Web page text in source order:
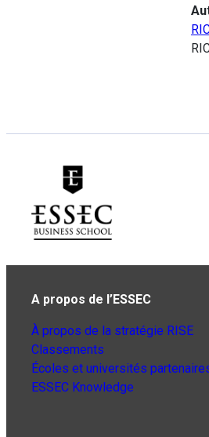
A propos de l’ESSEC
À propos de la stratégie RISE
Classements
Écoles et universités
ESSEC Knowledge